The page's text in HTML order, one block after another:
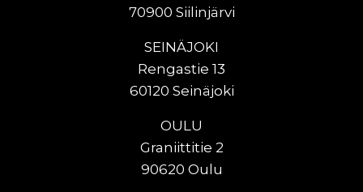
70900 Siilinjärvi
SEINÄJOKI
Rengastie 13
60120 Seinäjoki
OULU
Graniittitie 2
90620 Oulu